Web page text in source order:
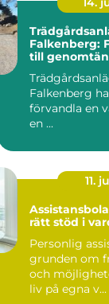
Falkenberg:
till
Falkenberg
förvandla en
en ...
11.
Assistansbolag så hittar
rätt stöd i
Personlig
grunden om
och
liv på egna v...